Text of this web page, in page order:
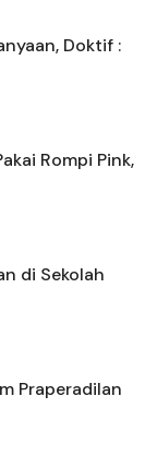
Doktif :
Rompi Pink,
di Sekolah
Praperadilan